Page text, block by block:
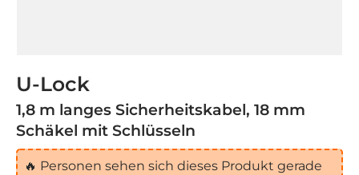
U-Lock
1,8 m langes Sicherheitskabel, 18 mm
Schäkel mit Schlüsseln
🔥 Personen sehen sich dieses Produkt gerade